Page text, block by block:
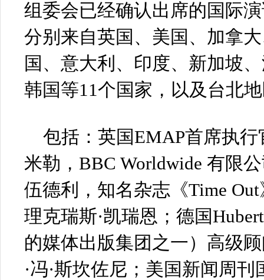
组委会已经确认出席的国际
分别来自英国、美国、加拿
国、意大利、印度、新加坡
韩国等11个国家，以及台北
包括：英国EMAP首席执
米勒，BBC Worldwide 有限
伍德利，知名杂志《Time
理克瑞斯·凯瑞恩；德国
的媒体出版集团之一）高级
·冯·斯坎佐尼；美国新闻周